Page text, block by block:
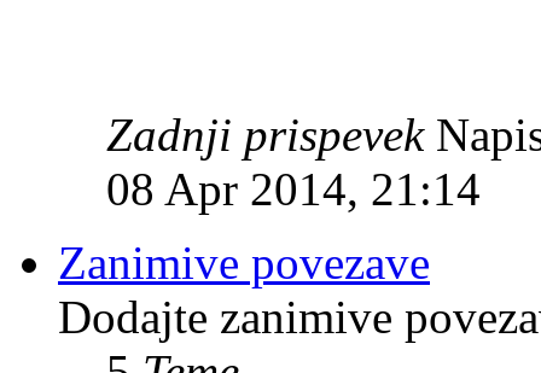
Zadnji prispevek
08 Apr 2014, 21:14
Zanimive povezave
Dodajte zanimive